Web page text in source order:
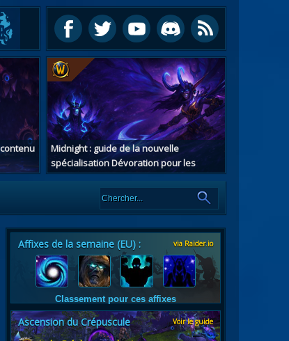
Midnight : guide de la nouvelle
spécialisation Dévoration pour les
chasseurs de démons
Affixes de la semaine (EU) : via Raider.io
Classement pour ces affixes
Ascension du Crépuscule Voir le guide